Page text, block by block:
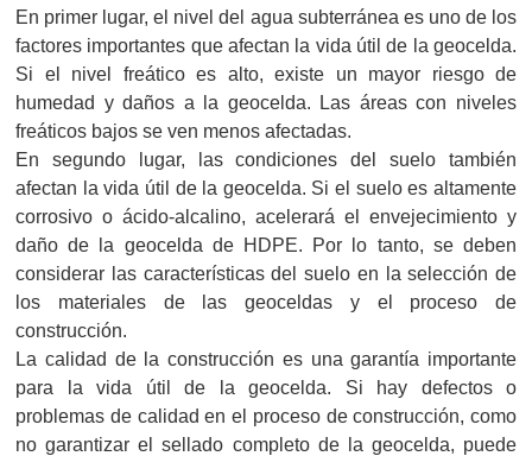
En primer lugar, el nivel del agua subterránea es uno de los
factores importantes que afectan la vida útil de la geocelda.
Si el nivel freático es alto, existe un mayor riesgo de
humedad y daños a la geocelda. Las áreas con niveles
freáticos bajos se ven menos afectadas.
En segundo lugar, las condiciones del suelo también
afectan la vida útil de la geocelda. Si el suelo es altamente
corrosivo o ácido-alcalino, acelerará el envejecimiento y
daño de la geocelda de HDPE. Por lo tanto, se deben
considerar las características del suelo en la selección de
los materiales de las geoceldas y el proceso de
construcción.
La calidad de la construcción es una garantía importante
para la vida útil de la geocelda. Si hay defectos o
problemas de calidad en el proceso de construcción, como
no garantizar el sellado completo de la geocelda, puede